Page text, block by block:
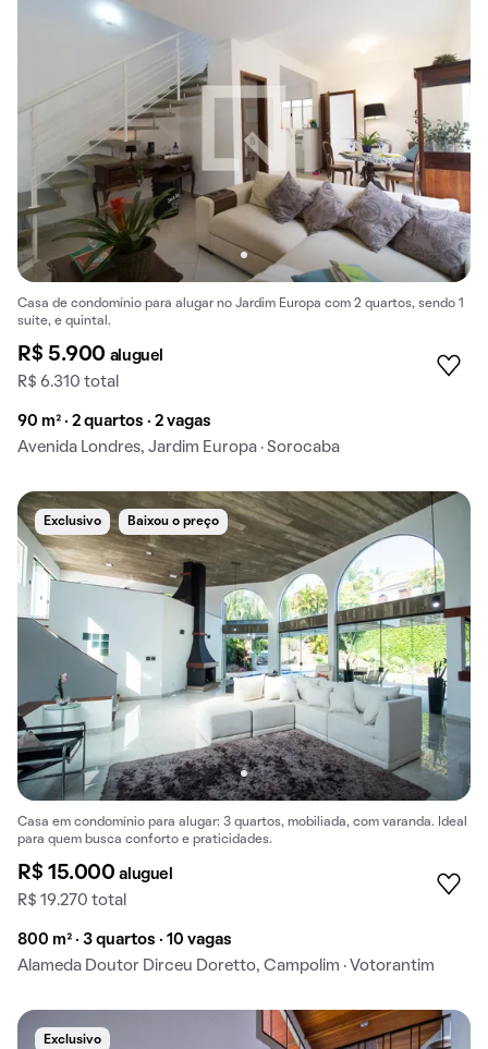
Casa de condomínio para alugar no Jardim Europa com 2 quartos, sendo 1
suíte, e quintal.
R$ 5.900 aluguel
R$ 6.310 total
90 m² · 2 quartos · 2 vagas
Avenida Londres, Jardim Europa · Sorocaba
Exclusivo Baixou o preço
Casa em condomínio para alugar: 3 quartos, mobiliada, com varanda. Ideal
para quem busca conforto e praticidades.
R$ 15.000aluguel
R$ 19.270 total
800 m² · 3 quartos · 10 vagas
Alameda Doutor Dirceu Doretto, Campolim · Votorantim
Exclusivo